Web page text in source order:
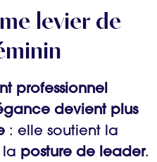
levier de
professionnel
devient plus
: elle soutient la
la posture de leader.